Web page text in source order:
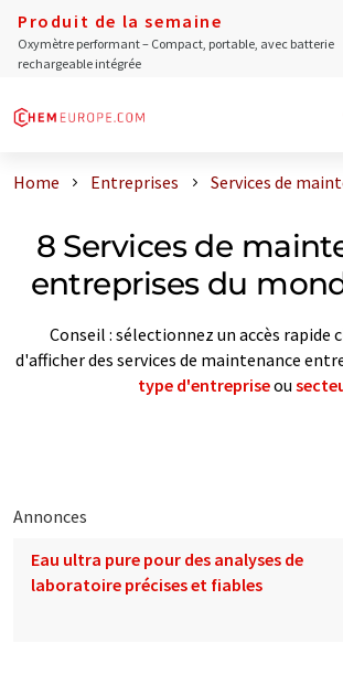
Produit de la semaine
Oxymètre performant – Compact, portable, avec batterie
rechargeable intégrée
Home Entreprises Services de
8 Services de
entreprises du
Conseil : sélectionnez un accès rapide
d'afficher des services de maintenance
type d'entrepriseou
Annonces
Eau ultra pure pour des analyses de
laboratoire précises et fiables